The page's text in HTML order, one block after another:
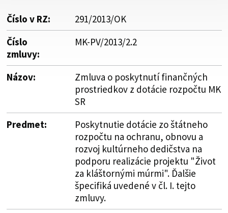
Číslo v RZ:
291/2013/OK
Číslo
zmluvy:
MK-PV/2013/2.2
Názov:
Zmluva o poskytnutí finančných
prostriedkov z dotácie rozpočtu MK
SR
Predmet:
Poskytnutie dotácie zo štátneho
rozpočtu na ochranu, obnovu a
rozvoj kultúrneho dedičstva na
podporu realizácie projektu "Život
za kláštornými múrmi". Ďalšie
špecifiká uvedené v čl. I. tejto
zmluvy.